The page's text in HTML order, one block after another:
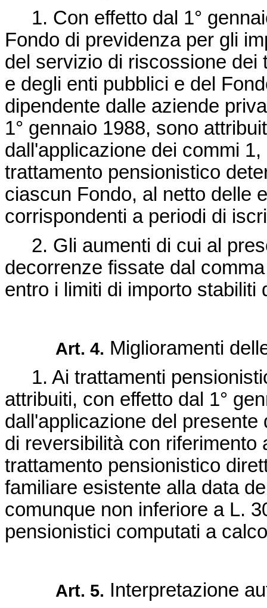
1. Con effetto dal 1°
Fondo di previdenza per gli
del servizio di riscossione dei
e degli enti pubblici e del
dipendente dalle aziende
1° gennaio 1988, sono
dall'applicazione dei commi
trattamento pensionistico
ciascun Fondo, al netto delle
corrispondenti a periodi di
2. Gli aumenti di cui al
decorrenze fissate dal
entro i limiti di importo
Art. 4. Miglioramenti
1. Ai trattamenti
attribuiti, con effetto dal 1°
dall'applicazione del
di reversibilità con riferimento
trattamento pensionistico
familiare esistente alla data
comunque non inferiore a L.
pensionistici computati a
Art. 5. Interpretazione